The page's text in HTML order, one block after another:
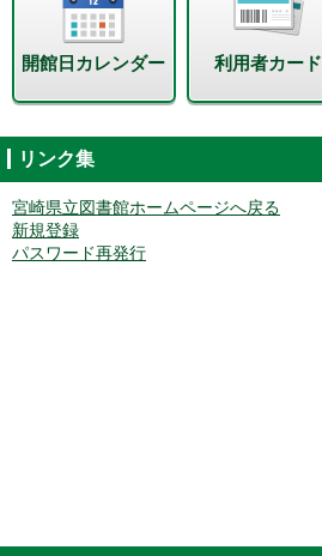
開館日カレンダー 利用者カード
リンク集
宮崎県立図書館ホームページへ戻る
新規登録
パスワード再発行